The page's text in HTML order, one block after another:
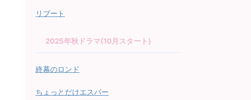
リブート
2025年秋ドラマ(10月スタート)
終幕のロンド
ちょっとだけエスパー